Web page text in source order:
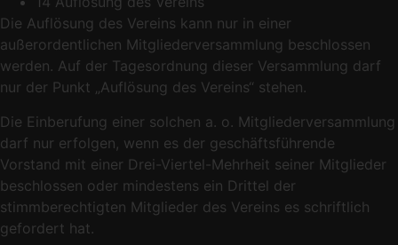
Die Auflösung des Vereins kann nur in einer
außerordentlichen Mitgliederversammlung beschlossen
werden. Auf der Tagesordnung dieser Versammlung darf
nur der Punkt „Auflösung des Vereins“ stehen.
Die Einberufung einer solchen a. o. Mitgliederversammlung
darf nur erfolgen, wenn es der geschäftsführende
Vorstand mit einer Drei-Viertel-Mehrheit seiner Mitglieder
beschlossen oder mindestens ein Drittel der
stimmberechtigten Mitglieder des Vereins es schriftlich
gefordert hat.